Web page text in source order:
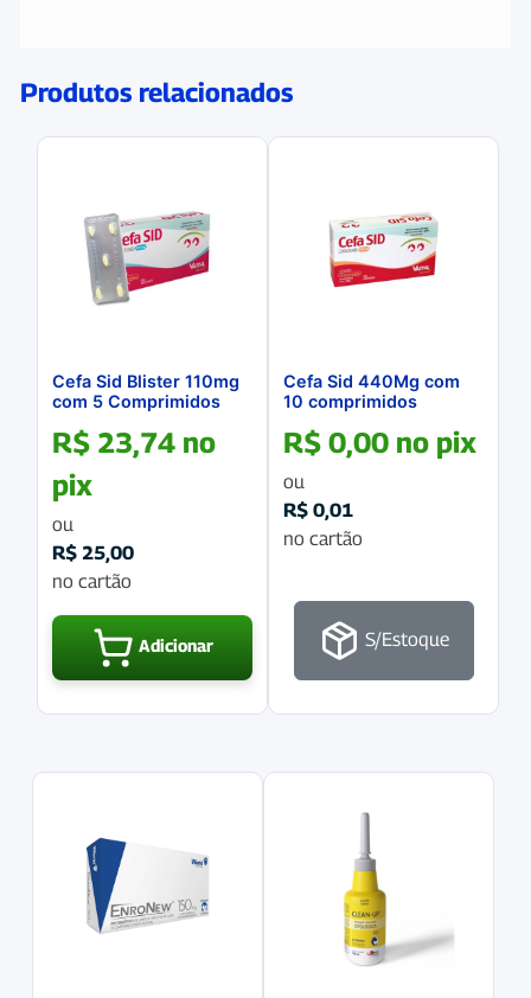
Produtos relacionados
Cefa Sid Blister 110mg
com 5 Comprimidos
R$ 23,74 no
pix
ou
R$ 25,00
no cartão
Adicionar
Cefa Sid 440Mg com
10 comprimidos
R$ 0,00 no pix
ou
R$ 0,01
no cartão
S/Estoque